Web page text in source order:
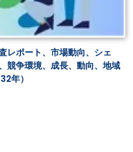
レポート、市場動向、シェ
競争環境、成長、動向、地域
年）